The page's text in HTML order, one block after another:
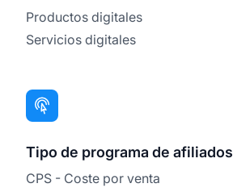
Productos digitales
Servicios digitales
Tipo de programa de afiliados
CPS - Coste por venta